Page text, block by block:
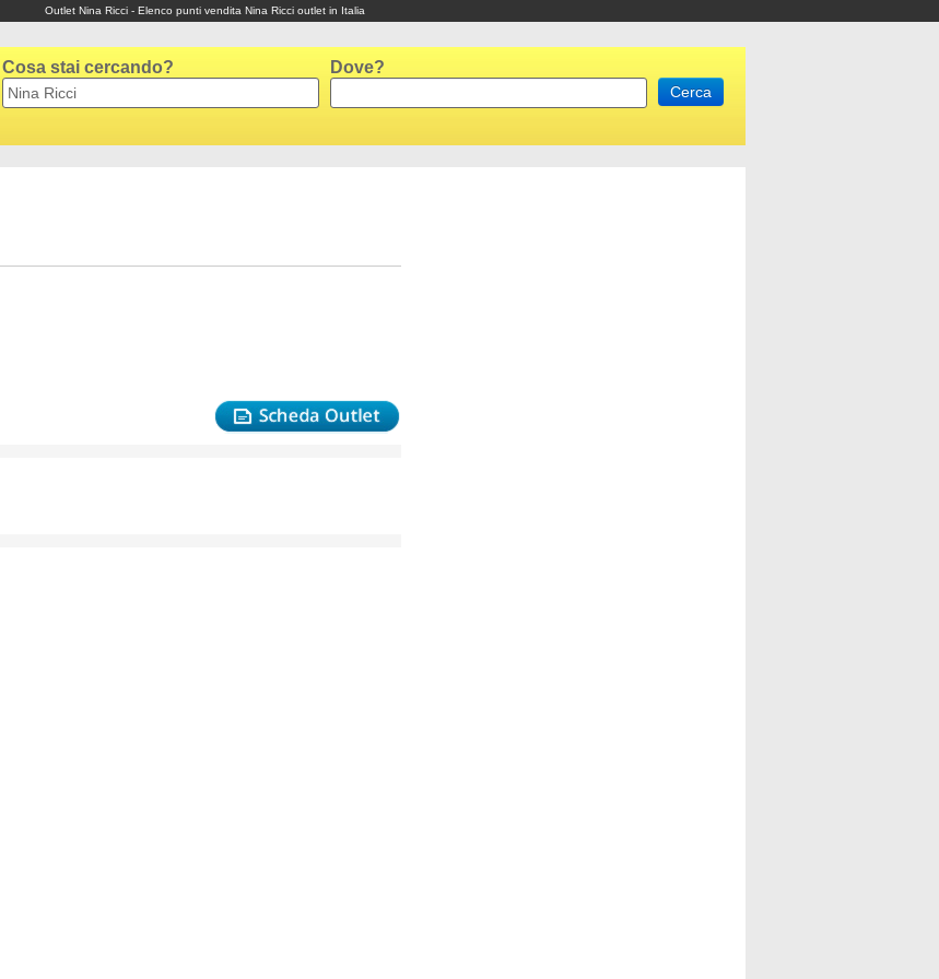
Outlet Nina Ricci - Elenco punti vendita Nina Ricci outlet in Italia
Cosa stai cercando? Dove?